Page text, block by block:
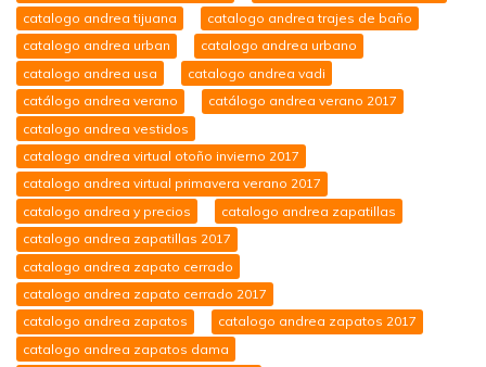
catalogo andrea tijuana
catalogo andrea trajes de baño
catalogo andrea urban
catalogo andrea urbano
catalogo andrea usa
catalogo andrea vadi
catálogo andrea verano
catálogo andrea verano 2017
catalogo andrea vestidos
catalogo andrea virtual otoño invierno 2017
catalogo andrea virtual primavera verano 2017
catalogo andrea y precios
catalogo andrea zapatillas
catalogo andrea zapatillas 2017
catalogo andrea zapato cerrado
catalogo andrea zapato cerrado 2017
catalogo andrea zapatos
catalogo andrea zapatos 2017
catalogo andrea zapatos dama